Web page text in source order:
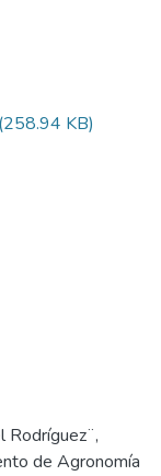
KB)
Rodríguez¨,
de Agronomía